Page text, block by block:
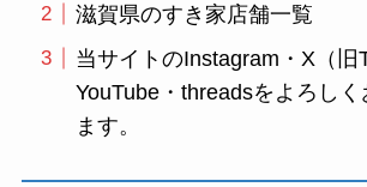
滋賀県のすき家店舗一覧
当サイトのInstagram・X（旧
YouTube・threadsをよろしく
ます。